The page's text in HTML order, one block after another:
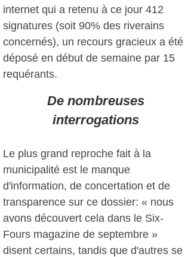
internet qui a retenu à ce jour 412
signatures (soit 90% des riverains
concernés), un recours gracieux a été
déposé en début de semaine par 15
requérants.
De nombreuses
interrogations
Le plus grand reproche fait à la
municipalité est le manque
d'information, de concertation et de
transparence sur ce dossier: « nous
avons découvert cela dans le Six-
Fours magazine de septembre »
disent certains, tandis que d'autres se